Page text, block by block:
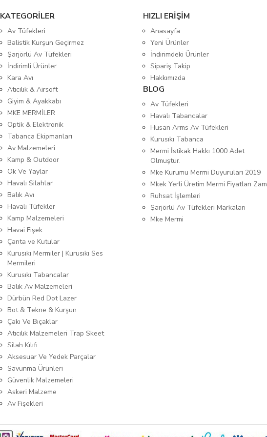
KATEGORİLER
Av Tüfekleri
Balistik Kurşun Geçirmez
Şarjörlü Av Tüfekleri
İndirimli Ürünler
Kara Avı
Atıcılık & Airsoft
Giyim & Ayakkabı
MKE MERMİLER
Optik & Elektronik
Tabanca Ekipmanları
Av Malzemeleri
Kamp & Outdoor
Ok Ve Yaylar
Havalı Silahlar
Balık Avı
Havalı Tüfekler
Kamp Malzemeleri
Havai Fişek
Çanta ve Kutular
Kurusıkı Mermiler | Kurusıkı Ses
Mermileri
Kurusıkı Tabancalar
Balık Av Malzemeleri
Dürbün Red Dot Lazer
Bot & Tekne & Kurşun
Çakı Ve Bıçaklar
Atıcılık Malzemeleri Trap Skeet
Silah Kılıfı
Aksesuar Ve Yedek Parçalar
Savunma Ürünleri
Güvenlik Malzemeleri
Askeri Malzeme
Av Fişekleri
HIZLI ERİŞİM
Anasayfa
Yeni Ürünler
İndirimdeki Ürünler
Sipariş Takip
Hakkımızda
BLOG
Av Tüfekleri
Havalı Tabancalar
Husan Arms Av Tüfekleri
Kurusıkı Tabanca
Mermi İstikak Hakkı 1000 Adet
Olmuştur.
Mke Kurumu Mermi Duyuruları 2019
Mkek Yerli Üretim Mermi Fiyatları Zam
Ruhsat İşlemleri
Şarjörlü Av Tüfekleri Markaları
Mke Mermi